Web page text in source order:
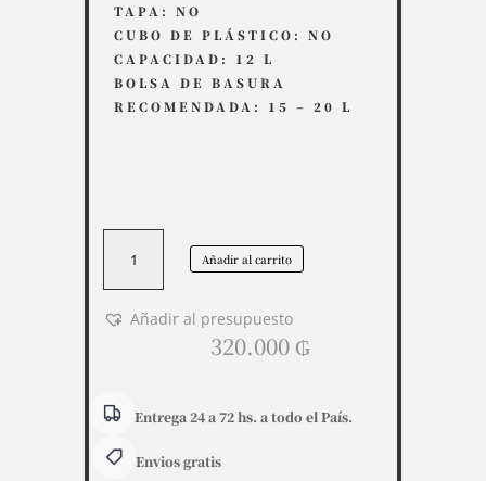
TAPA: NO
CUBO DE PLÁSTICO: NO
CAPACIDAD: 12 L
BOLSA DE BASURA
RECOMENDADA: 15 – 20 L
Inox
pedal
12
cantidad
Añadir al carrito
Añadir al presupuesto
320.000 ₲
Entrega 24 a 72 hs. a todo el País.
Envios gratis